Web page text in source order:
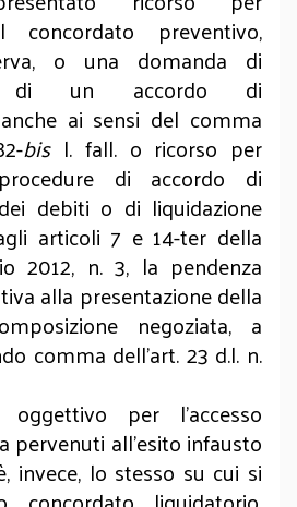
concordato preventivo,
o una domanda di
di un accordo di
ai sensi del comma
bisl. fall. o ricorso per
di accordo di
debiti o di liquidazione
articoli 7 e 14-ter della
2012, n. 3, la pendenza
alla presentazione della
negoziata, a
comma dell’art. 23 d.l. n.
per l’accesso
pervenuti all’esito infausto
invece, lo stesso su cui si